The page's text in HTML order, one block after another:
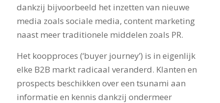
dankzij bijvoorbeeld het inzetten van nieuwe
media zoals sociale media, content marketing
naast meer traditionele middelen zoals PR.
Het koopproces (‘buyer journey’) is in eigenlijk
elke B2B markt radicaal veranderd. Klanten en
prospects beschikken over een tsunami aan
informatie en kennis dankzij ondermeer